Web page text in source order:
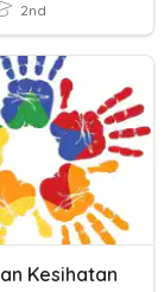
2nd
Kesihatan